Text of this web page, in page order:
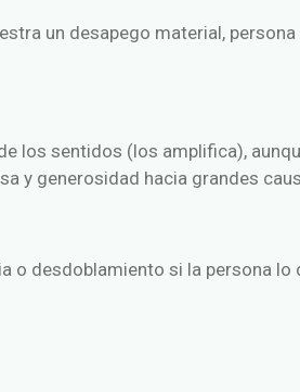
un desapego material,
los sentidos (los amplifica),
y generosidad hacia grandes
o desdoblamiento si la persona lo